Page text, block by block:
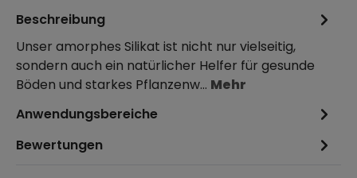
Beschreibung
Unser amorphes Silikat ist nicht nur vielseitig,
sondern auch ein natürlicher Helfer für gesunde
Böden und starkes Pflanzenw… Mehr
Anwendungsbereiche
Bewertungen